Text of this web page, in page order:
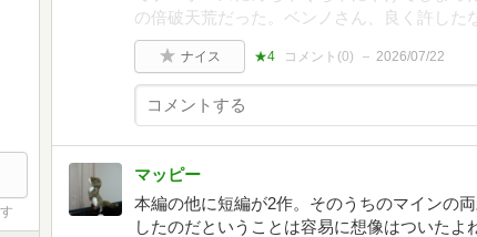
の倍破天荒だった。ベンノさん、良く許した
ナイス ★4 コメント(0) 2026/07/22
マッピー
本編の他に短編が2作。そのうちのマインの
したのだということは容易に想像はついた